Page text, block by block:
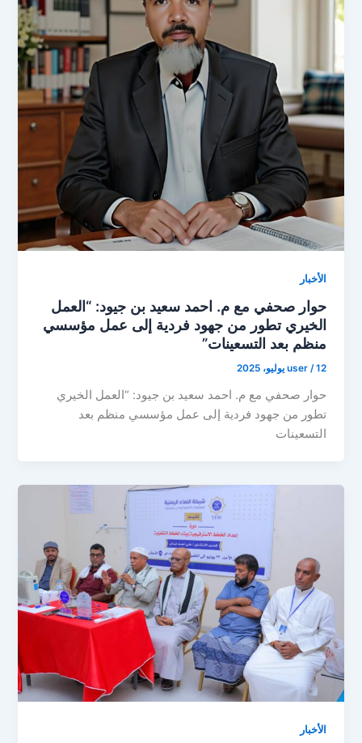
الأخبار
حوار صحفي مع م. احمد سعيد بن جيود: “العمل
الخيري تطور من جهود فردية إلى عمل مؤسسي
منظم بعد التسعينات”
user /12 يوليو، 2025
حوار صحفي مع م. احمد سعيد بن جيود: “العمل الخيري
تطور من جهود فردية إلى عمل مؤسسي منظم بعد
التسعينات
الأخبار